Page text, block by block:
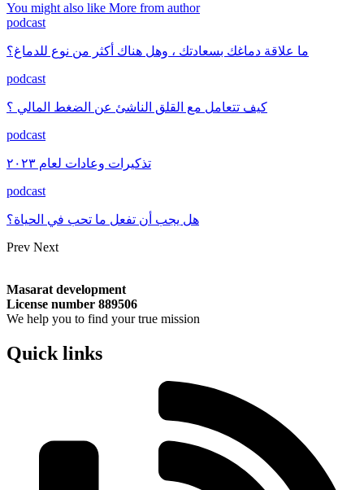
You might also like More from author
podcast
ما علاقة دماغك بسعادتك ، وهل هناك أكثر من نوع للدماغ؟
podcast
كيف تتعامل مع القلق الناشئ عن الضغط المالي ؟
podcast
تذكيرات وعادات لعام ٢٠٢٣
podcast
هل يجب أن تفعل ما تحب في الحياة؟
Prev Next
Masarat development
License number 889506
We help you to find your true mission
Quick links